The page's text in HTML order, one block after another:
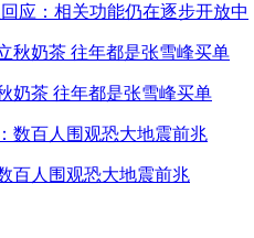
应：相关功能仍在逐步开放中
奶茶 往年都是张雪峰买单
百人围观恐大地震前兆